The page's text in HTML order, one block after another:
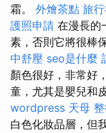
霜。 外燴茶點 旅
護照申請 在漫長的
素，否則它將很棒
中舒壓 seo是什麼
顏色很好，非常好
童，尤其是嬰兒和
wordpress 天母
白色化妝品層，但